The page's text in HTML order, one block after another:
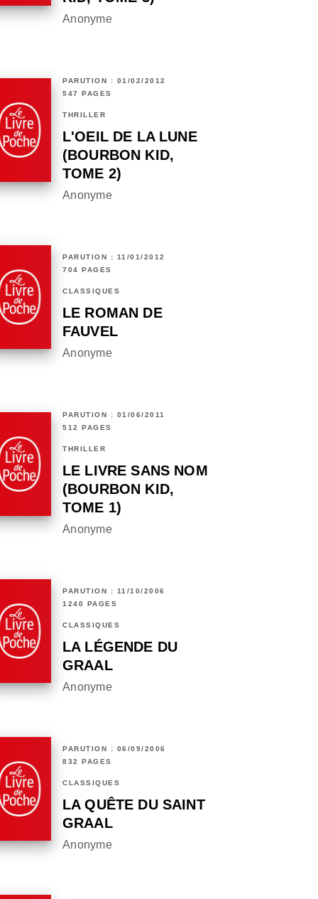
Anonyme
PARUTION : 01/02/2012
547 PAGES
THRILLER
L'OEIL DE LA LUNE
(BOURBON KID,
TOME 2)
Anonyme
PARUTION : 11/01/2012
704 PAGES
CLASSIQUES
LE ROMAN DE
FAUVEL
Anonyme
PARUTION : 01/06/2011
512 PAGES
THRILLER
LE LIVRE SANS NOM
(BOURBON KID,
TOME 1)
Anonyme
PARUTION : 11/10/2006
1240 PAGES
CLASSIQUES
LA LÉGENDE DU
GRAAL
Anonyme
PARUTION : 06/09/2006
832 PAGES
CLASSIQUES
LA QUÊTE DU SAINT
GRAAL
Anonyme